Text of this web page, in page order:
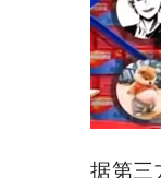
据第三